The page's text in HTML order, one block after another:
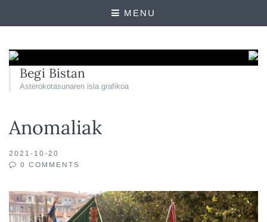
MENU
Begi Bistan
Asterokotasunaren isla grafikoa
Anomaliak
2021-10-20
0 COMMENTS